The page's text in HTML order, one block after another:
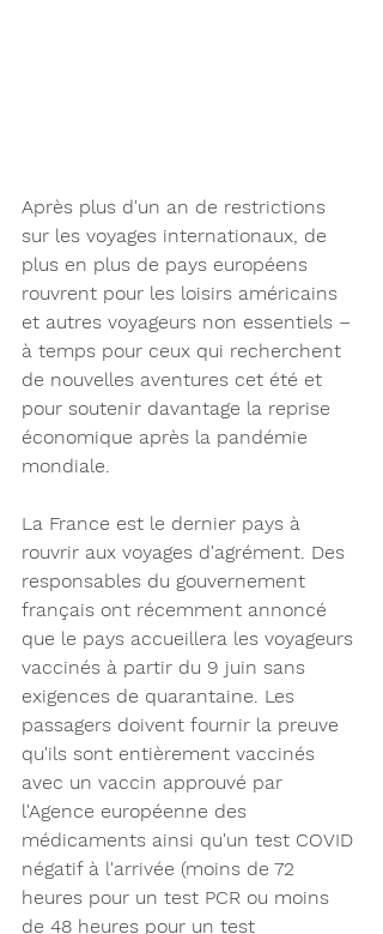
Après plus d'un an de restrictions
sur les voyages internationaux, de
plus en plus de pays européens
rouvrent pour les loisirs américains
et autres voyageurs non essentiels –
à temps pour ceux qui recherchent
de nouvelles aventures cet été et
pour soutenir davantage la reprise
économique après la pandémie
mondiale.
La France est le dernier pays à
rouvrir aux voyages d'agrément. Des
responsables du gouvernement
français ont récemment annoncé
que le pays accueillera les voyageurs
vaccinés à partir du 9 juin sans
exigences de quarantaine. Les
passagers doivent fournir la preuve
qu'ils sont entièrement vaccinés
avec un vaccin approuvé par
l'Agence européenne des
médicaments ainsi qu'un test COVID
négatif à l'arrivée (moins de 72
heures pour un test PCR ou moins
de 48 heures pour un test